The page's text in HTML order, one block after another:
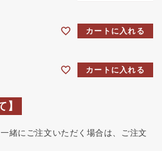
カートに入れる
カートに入れる
】
緒にご注文いただく場合は、ご注文